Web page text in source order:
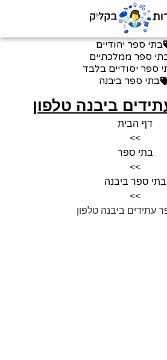
בתי ספר יהודיים
ספר ממלכתיים
ספר יסודיים בלבד
בתי ספר ביבנה
ביבנה טלפון
דף הבית
>>
בתי ספר
>>
בתי ספר ביבנה
>>
עתידים ביבנה טלפון